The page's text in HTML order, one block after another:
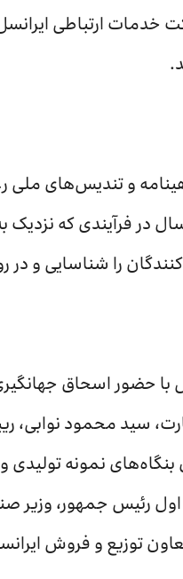
و تندیس‌های
در فرآیندی که
را شناسایی و
حضور اسحاق
سید محمود
نمونه
رئیس جمهور، وزیر
توزیع و فروش